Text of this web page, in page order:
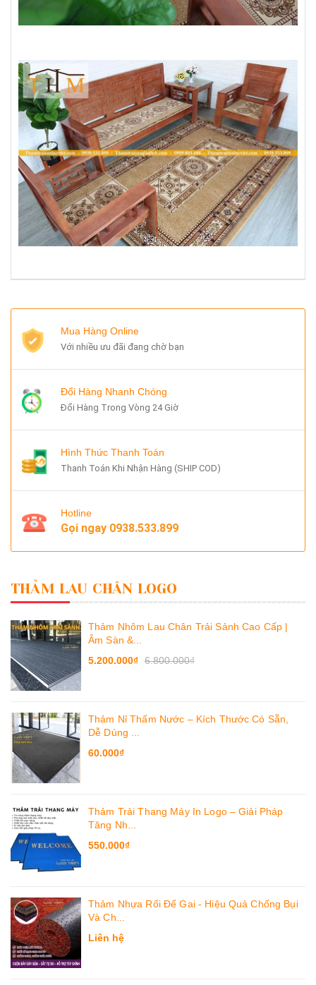
Mua Hàng Online
Với nhiều ưu đãi đang chờ bạn
Đổi Hàng Nhanh Chóng
Đổi Hàng Trong Vòng 24 Giờ
Hình Thức Thanh Toán
Thanh Toán Khi Nhận Hàng (SHIP COD)
Hotline
Gọi ngay 0938.533.899
THẢM LAU CHÂN LOGO
Thảm Nhôm Lau Chân Trải Sảnh Cao Cấp |
Âm Sàn &...
5.200.000₫ 6.800.000₫
Thảm Nỉ Thấm Nước – Kích Thước Có Sẵn,
Dễ Dùng ...
60.000₫
Thảm Trải Thang Máy In Logo – Giải Pháp
Tăng Nh...
550.000₫
Thảm Nhựa Rối Đế Gai - Hiệu Quả Chống Bụi
Và Ch...
Liên hệ